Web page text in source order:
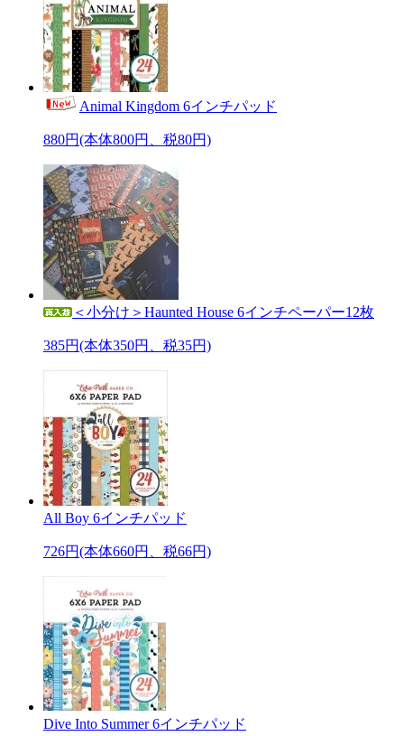
Animal Kingdom 6インチパッド
880円(本体800円、税80円)
＜小分け＞Haunted House 6インチペーパー12枚
385円(本体350円、税35円)
All Boy 6インチパッド
726円(本体660円、税66円)
Dive Into Summer 6インチパッド